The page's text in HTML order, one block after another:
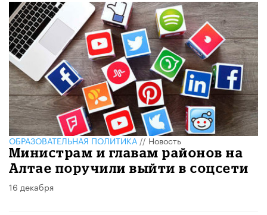
ОБРАЗОВАТЕЛЬНАЯ ПОЛИТИКА//Новость
Министрам и главам районов на
Алтае поручили выйти в соцсети
16 декабря